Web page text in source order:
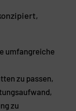
umfangreiche
zu passen,
zu